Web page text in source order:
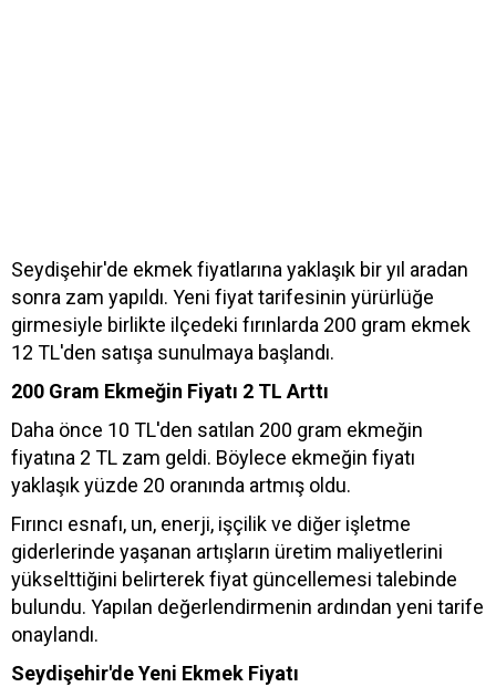
Seydişehir'de ekmek fiyatlarına yaklaşık bir yıl aradan
sonra zam yapıldı. Yeni fiyat tarifesinin yürürlüğe
girmesiyle birlikte ilçedeki fırınlarda 200 gram ekmek
12 TL'den satışa sunulmaya başlandı.
200 Gram Ekmeğin Fiyatı 2 TL Arttı
Daha önce 10 TL'den satılan 200 gram ekmeğin
fiyatına 2 TL zam geldi. Böylece ekmeğin fiyatı
yaklaşık yüzde 20 oranında artmış oldu.
Fırıncı esnafı, un, enerji, işçilik ve diğer işletme
giderlerinde yaşanan artışların üretim maliyetlerini
yükselttiğini belirterek fiyat güncellemesi talebinde
bulundu. Yapılan değerlendirmenin ardından yeni tarife
onaylandı.
Seydişehir'de Yeni Ekmek Fiyatı